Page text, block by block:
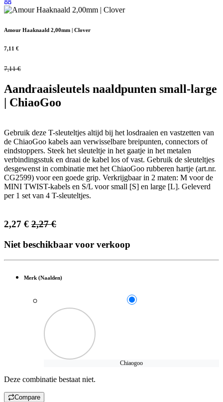
Amour Haaknaald 2,00mm | Clover
7,11 €
7,11€
Aandraaisleutels naaldpunten small-large
| ChiaoGoo
Gebruik deze T-sleuteltjes altijd bij het losdraaien en vastzetten van
de ChiaoGoo kabels aan verwisselbare breipunten, connectors of
eindstoppers. Steek het sleuteltje in het gaatje in het metalen
verbindingsstuk en draai de kabel los of vast. Gebruik de sleuteltjes
desgewenst in combinatie met het ChiaoGoo rubberen hartje (art.nr.
CG2599) voor een goede grip. Verkrijgbaar in 2 maten: M voor de
MINI TWIST-kabels en S/L voor small [S] en large [L]. Geleverd
per 1 set van 4 T-sleuteltjes.
2,27 € 2,27€
Niet beschikbaar voor verkoop
Merk (Naalden)
Chiaogoo
Deze combinatie bestaat niet.
Compare